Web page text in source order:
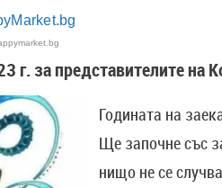
г. за представителите на
Годината на
Ще започне със
нищо не се